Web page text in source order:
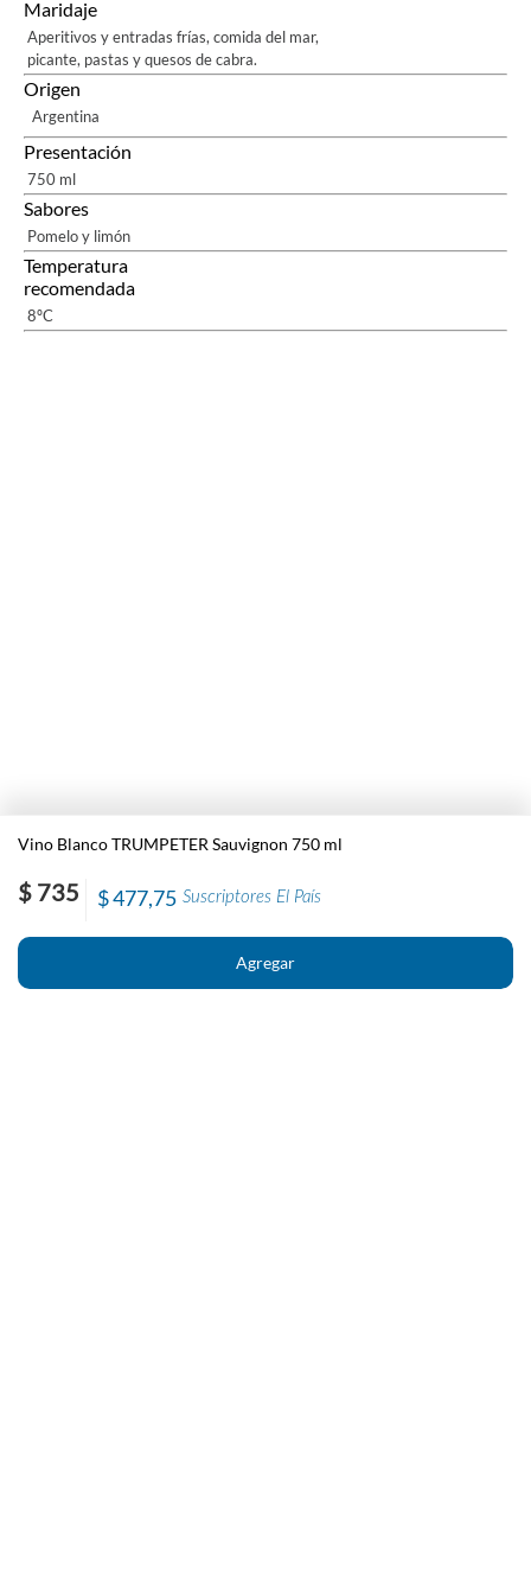
Vino Blanco TRUMPETER Sauvignon 750 ml
$ 735 Suscriptores El País
$ 477,75
Maridaje
Aperitivos y entradas frías, comida del mar,
picante, pastas y quesos de cabra.
Origen
Argentina
Presentación
750 ml
Sabores
Pomelo y limón
Temperatura
recomendada
8ºC